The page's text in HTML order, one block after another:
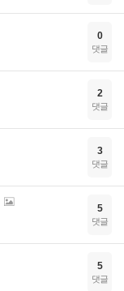
0
댓글
2
댓글
3
댓글
5
댓글
5
댓글